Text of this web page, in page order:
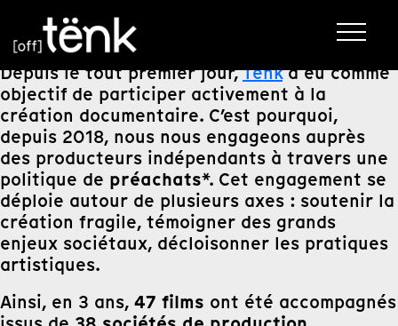
Depuis le tout premier jour,Tënka eu comme
objectif de participer activement à la
création documentaire. C’est pourquoi,
depuis 2018, nous nous engageons auprès
des producteurs indépendants à travers une
politique de préachats*. Cet engagement se
déploie autour de plusieurs axes : soutenir la
création fragile, témoigner des grands
enjeux sociétaux, décloisonner les pratiques
artistiques.
Ainsi, en 3 ans, 47 films ont été accompagnés